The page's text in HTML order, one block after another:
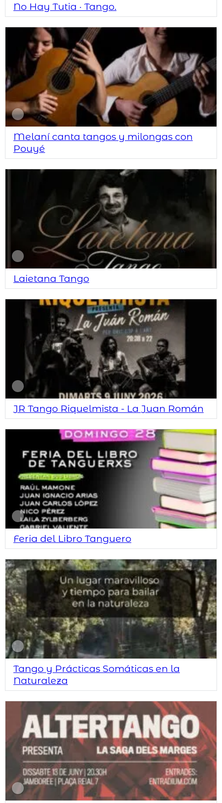
No Hay Tutia · Tango.
Melaní canta tangos y milongas con
Pouyé
Laietana Tango
JR Tango Riquelmista - La Juan Román
Feria del Libro Tanguero
Tango y Prácticas Somáticas en la
Naturaleza